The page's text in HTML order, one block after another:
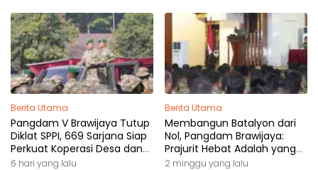
Berita Utama
Pangdam V Brawijaya Tutup
Diklat SPPI, 669 Sarjana Siap
Perkuat Koperasi Desa dan
Kampung Nelayan
6 hari yang lalu
Berita Utama
Membangun Batalyon dari
Nol, Pangdam Brawijaya:
Prajurit Hebat Adalah yang
Dibutuhkan Rakyat
2 minggu yang lalu